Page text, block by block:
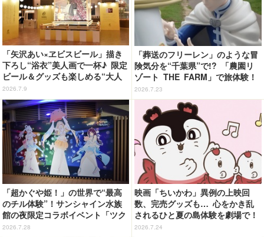
「矢沢あい×ヱビスビール」描き
下ろし“浴衣”美人画で一杯♪ 限定
ビール＆グッズも楽しめる“大人
の夏祭り”をレポ
2026.7.9
「葬送のフリーレン」のような冒
険気分を“千葉県”で!? 「農園リ
ゾート THE FARM」で旅体験！
【レポ】
2026.7.23
「超かぐや姫！」の世界で“最高
のチル体験”！サンシャイン水族
館の夜限定コラボイベント「ツク
ヨミアクアリウム」が癒やしすぎ
2026.7.28
映画「ちいかわ」異例の上映回
数、完売グッズも… 心をかき乱
されるひと夏の島体験を劇場で！
【ネタバレなし初日レポ】
2026.7.24